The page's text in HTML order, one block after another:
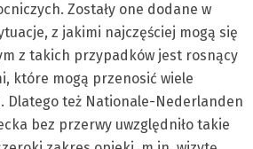
Zostały one dodane w
z jakimi najczęściej mogą się
z takich przypadków jest rosnący
które mogą przenosić wiele
Dlatego też Nationale-Nederlanden
bez przerwy uwzględniło takie